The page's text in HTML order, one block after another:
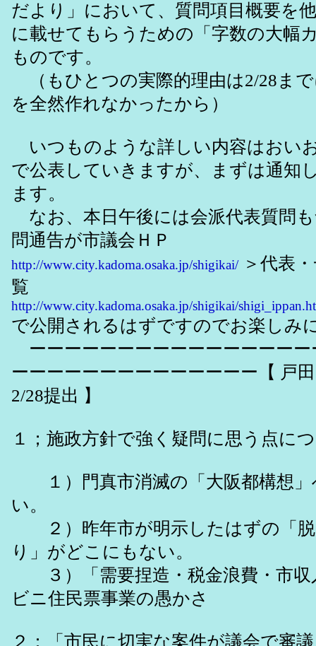
だより」において、質問項目概要を
に載せてもらうための「字数の大幅
ものです。
（もひとつの実際的理由は2/28ま
を全然作れなかったから）
いつものような詳しい内容はおい
で公表していきますが、まずは通知
ます。
なお、本日午後には会派代表質問
問通告が市議会ＨＰ
http://www.city.kadoma.osaka.jp/shigikai/＞代表・
覧
http://www.city.kadoma.osaka.jp/shigikai/
で公開されるはずですのでお楽しみ
ーーーーーーーーーーーーーーーー
ーーーーーーーーーーーーーー【 戸
2/28提出 】
１；施政方針で強く疑問に思う点に
１）門真市消滅の「大阪都構想」
い。
２）昨年市が明示したはずの「脱
り」がどこにもない。
３）「需要捏造・税金浪費・市収
ビニ住民票事業の愚かさ
２：「市民に切実な案件が議会で審